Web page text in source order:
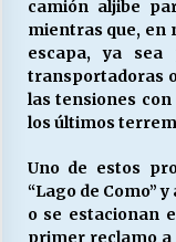
camión aljibe
mientras que, en
escapa, ya sea
transportadoras
las tensiones
los últimos
Uno de estos
“Lago de Como”
o se estacionan
primer reclamo a